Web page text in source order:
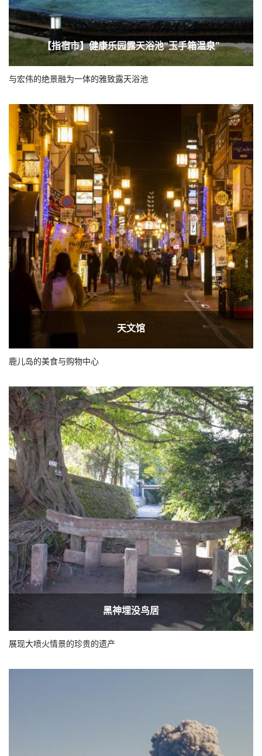
【指宿市】健康乐园露天浴池“玉手箱温泉”
与宏伟的绝景融为一体的雅致露天浴池
天文馆
鹿儿岛的美食与购物中心
黑神埋没鸟居
展现大喷火情景的珍贵的遗产